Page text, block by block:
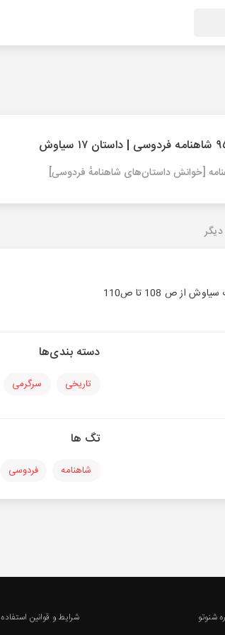
[خوانش داستان‌های شاهنامهٔ فردوسی]
ص 108 تا ص110
دسته بندی‌ها
تاریخی سرگرمی
تگ ها
شاهنامه فردوسی
شنوتو
شرایط و قوانین استفاده